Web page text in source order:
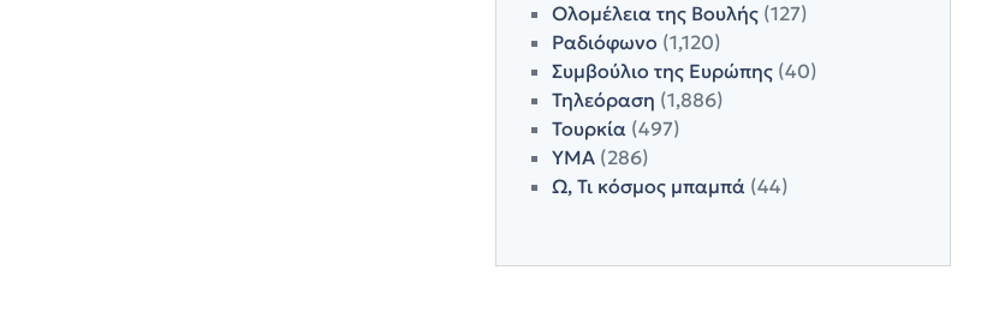
Ολομέλεια της Βουλής(127)
Ραδιόφωνο (1,120)
Συμβούλιο της Ευρώπης(40)
Τηλεόραση (1,886)
Τουρκία(497)
ΥΜΑ(286)
Ω, Τι κόσμος μπαμπά(44)